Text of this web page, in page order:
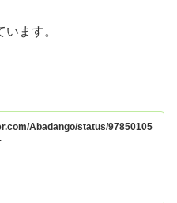
ます。
Abadango/status/97850105